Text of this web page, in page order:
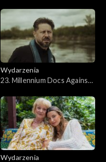
Wydarzenia
23. Millennium Docs Against
Wydarzenia